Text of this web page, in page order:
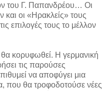
του Γ. Παπανδρέου… Οι
οι «Ηρακλείς» τους
επιλογές τους το μέλλον
κορυφωθεί. Η γερμανική
τις παρούσες
να αποφύγει μια
που θα τροφοδοτούσε νέες